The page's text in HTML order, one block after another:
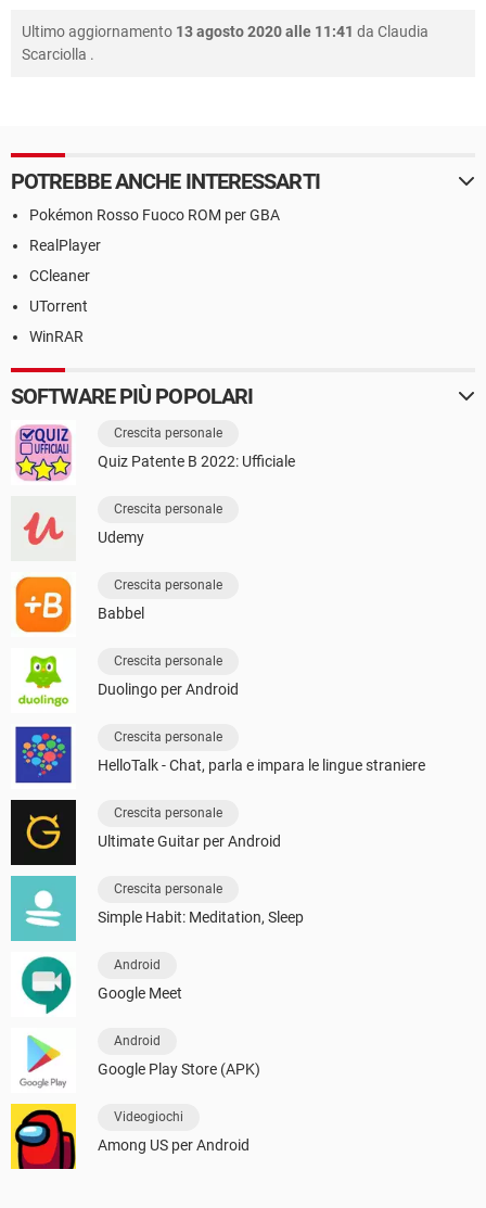
Ultimo aggiornamento 13 agosto 2020 alle 11:41 da Claudia
Scarciolla .
POTREBBE ANCHE INTERESSARTI
Pokémon Rosso Fuoco ROM per GBA
RealPlayer
CCleaner
UTorrent
WinRAR
SOFTWARE PIÙ POPOLARI
Crescita personale
Quiz Patente B 2022: Ufficiale
Crescita personale
Udemy
Crescita personale
Babbel
Crescita personale
Duolingo per Android
Crescita personale
HelloTalk - Chat, parla e impara le lingue straniere
Crescita personale
Ultimate Guitar per Android
Crescita personale
Simple Habit: Meditation, Sleep
Android
Google Meet
Android
Google Play Store (APK)
Videogiochi
Among US per Android